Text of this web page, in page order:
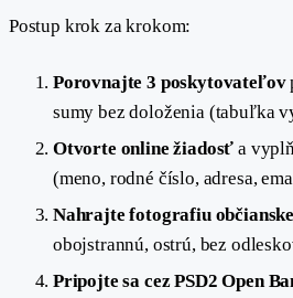
Postup krok za krokom:
Porovnajte 3 poskytovateľov
sumy bez doloženia (tabuľka
Otvorte online žiadosť a
(meno, rodné číslo, adresa,
Nahrajte fotografiu
obojstrannú, ostrú, bez
Pripojte sa cez PSD2 Open